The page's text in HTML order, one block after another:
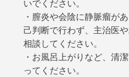
いでください。
・膣炎や会陰に静脈瘤が
己判断で行わず、主治医
相談してください。
・お風呂上がりなど、清
ってください。